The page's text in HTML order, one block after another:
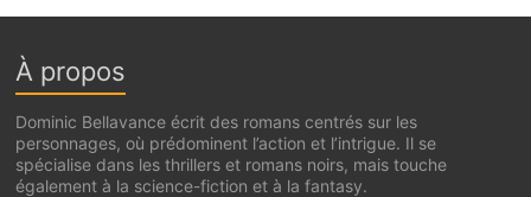
À propos
Dominic Bellavance écrit des romans centrés sur les
personnages, où prédominent l’action et l’intrigue. Il se
spécialise dans les thrillers et romans noirs, mais touche
également à la science-fiction et à la fantasy.